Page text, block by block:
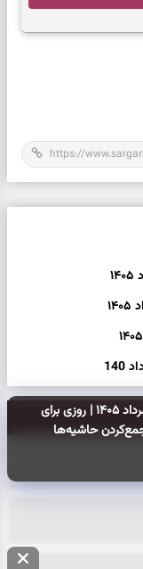
فال روزانه امروز شنبه ۱۷ مرداد ۱۴۰۵ | روزی برای
حاشیه‌ها